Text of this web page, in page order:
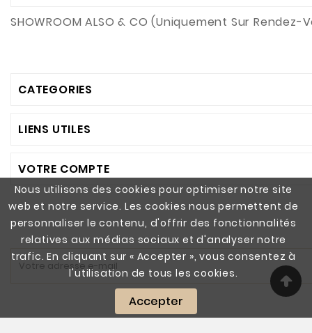
Nous utilisons des cookies pour optimiser notre site
web et notre service. Les cookies nous permettent de
personnaliser le contenu, d'offrir des fonctionnalités
relatives aux médias sociaux et d'analyser notre
trafic. En cliquant sur « Accepter », vous consentez à
l'utilisation de tous les cookies.
Accepter
SHOWROOM ALSO & CO (Uniquement Sur Rendez-
CATEGORIES
LIENS UTILES
VOTRE COMPTE